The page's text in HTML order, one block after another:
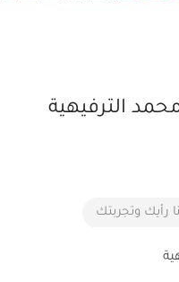
الترفيهية
رأيك وتجربتك